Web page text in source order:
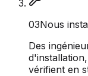
03Nous
Des
vérifient en